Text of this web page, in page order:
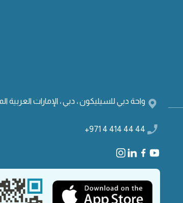
واحة دبي للسيليكون ، دبي ، الإمارات العربية
+971 4 414 44 44